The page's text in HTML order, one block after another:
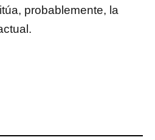
probablemente, la